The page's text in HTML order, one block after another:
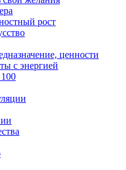
рост
ценности
с энергией